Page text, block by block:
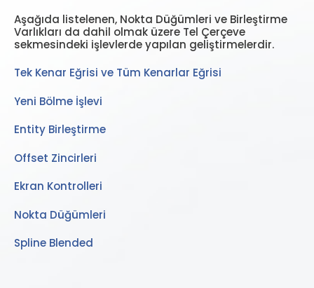
Aşağıda listelenen, Nokta Düğümleri ve Birleştirme
Varlıkları da dahil olmak üzere Tel Çerçeve
sekmesindeki işlevlerde yapılan geliştirmelerdir.
Tek Kenar Eğrisi ve Tüm Kenarlar Eğrisi
Yeni Bölme İşlevi
Entity Birleştirme
Offset Zincirleri
Ekran Kontrolleri
Nokta Düğümleri
Spline Blended